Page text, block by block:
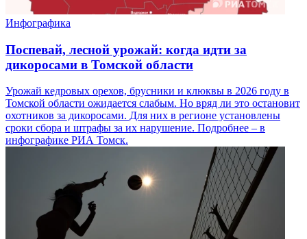
Инфографика
Поспевай, лесной урожай: когда идти за
дикоросами в Томской области
Урожай кедровых орехов, брусники и клюквы в 2026 году в
Томской области ожидается слабым. Но вряд ли это остановит
охотников за дикоросами. Для них в регионе установлены
сроки сбора и штрафы за их нарушение. Подробнее – в
инфографике РИА Томск.